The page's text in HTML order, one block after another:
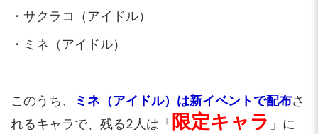
・サクラコ（アイドル）
・ミネ（アイドル）
このうち、 ミネ（アイドル）は新イベントで配布さ
れるキャラで、残る2人は「 限定キャラ 」に